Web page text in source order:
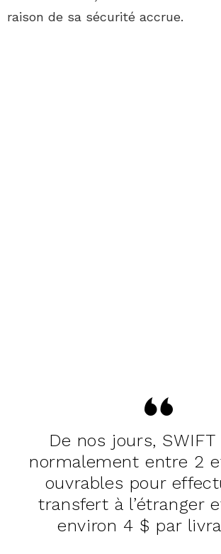
raison de sa sécurité accrue.
De nos jours, SWIFT
normalement entre 2
ouvrables pour
transfert à l’étranger
environ 4 $ par